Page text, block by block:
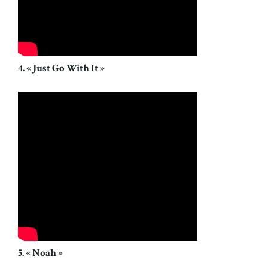
4. « Just Go With It »
5. « Noah »